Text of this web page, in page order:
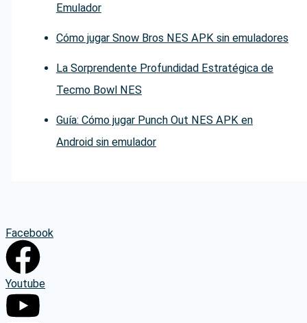
Emulador
Cómo jugar Snow Bros NES APK sin emuladores
La Sorprendente Profundidad Estratégica de
Tecmo Bowl NES
Guía: Cómo jugar Punch Out NES APK en
Android sin emulador
Facebook
Youtube